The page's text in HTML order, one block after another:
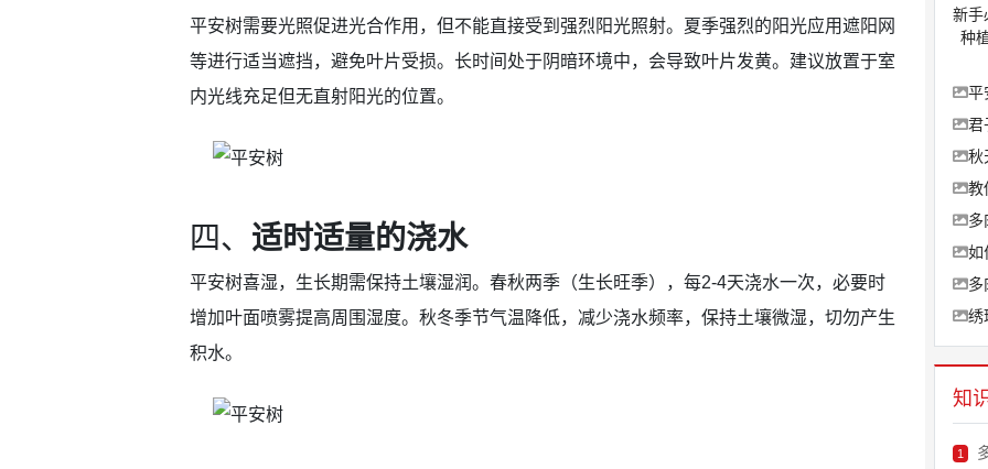
平安树需要光照促进光合作用，但不能直接受到强烈阳光照射。夏季强烈的阳光应用遮阳网
等进行适当遮挡，避免叶片受损。长时间处于阴暗环境中，会导致叶片发黄。建议放置于室
内光线充足但无直射阳光的位置。
四、 适时适量的浇水
平安树喜湿，生长期需保持土壤湿润。春秋两季（生长旺季），每2-4天浇水一次，必要时
增加叶面喷雾提高周围湿度。秋冬季节气温降低，减少浇水频率，保持土壤微湿，切勿产生
积水。
新手
种
平
君
秋
教
多
如
多
绣
知
1